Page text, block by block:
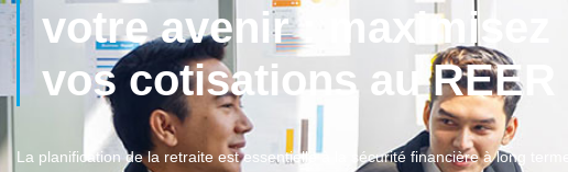
votre avenir : maximisez
vos cotisations au REER
La planification de la retraite est essentielle à la sécurité financière à long terme.